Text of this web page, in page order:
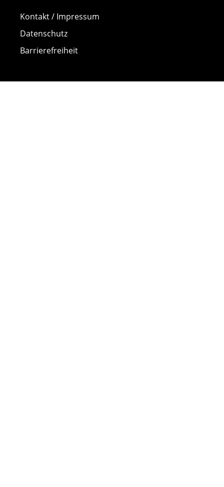
Kontakt / Impressum
Datenschutz
Barrierefreiheit